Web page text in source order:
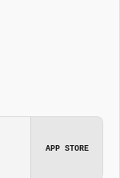
APP STORE